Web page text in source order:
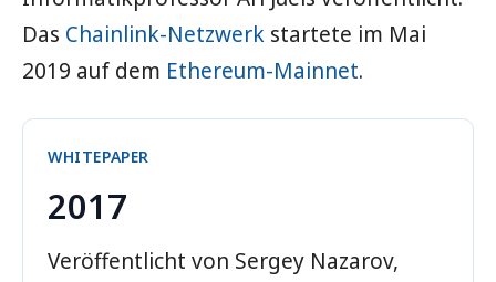
Das Chainlink-Netzwerk startete im Mai
2019 auf dem Ethereum-Mainnet.
WHITEPAPER
2017
Veröffentlicht von Sergey Nazarov,